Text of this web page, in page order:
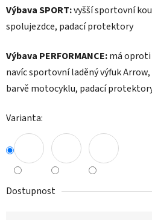
Výbava SPORT:vyšší sportovní
spolujezdce, padací protektory
Výbava PERFORMANCE:má
navíc sportovní laděný výfuk
barvě motocyklu, padací
Varianta:
Dostupnost